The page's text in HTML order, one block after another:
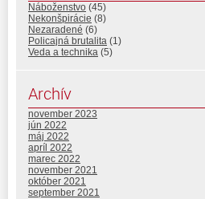
Náboženstvo (45)
Nekonšpirácie (8)
Nezaradené (6)
Policajná brutalita (1)
Veda a technika (5)
Archív
november 2023
jún 2022
máj 2022
apríl 2022
marec 2022
november 2021
október 2021
september 2021